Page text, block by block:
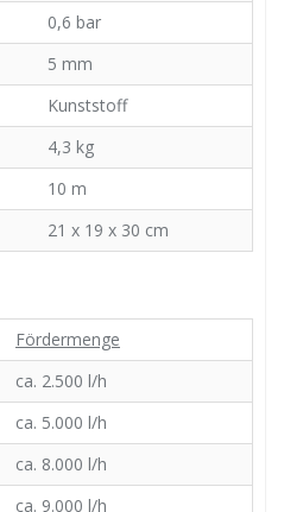
0,6 bar
5 mm
Kunststoff
4,3 kg
10 m
21 x 19 x 30 cm
Fördermenge
ca. 2.500 l/h
ca. 5.000 l/h
ca. 8.000 l/h
ca. 9.000 l/h